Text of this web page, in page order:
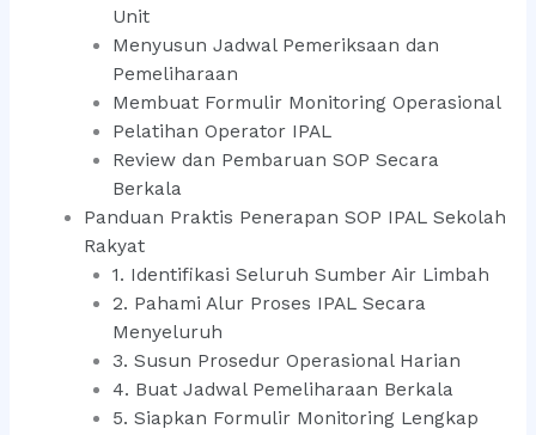
Unit
Menyusun Jadwal Pemeriksaan dan
Pemeliharaan
Membuat Formulir Monitoring Operasional
Pelatihan Operator IPAL
Review dan Pembaruan SOP Secara
Berkala
Panduan Praktis Penerapan SOP IPAL Sekolah
Rakyat
1. Identifikasi Seluruh Sumber Air Limbah
2. Pahami Alur Proses IPAL Secara
Menyeluruh
3. Susun Prosedur Operasional Harian
4. Buat Jadwal Pemeliharaan Berkala
5. Siapkan Formulir Monitoring Lengkap